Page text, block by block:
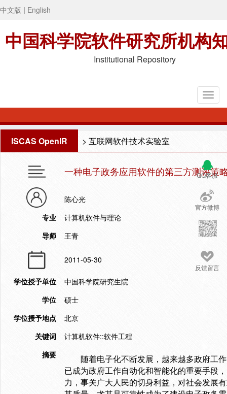
中文版 | English
中国科学院软件研究所机构
Institutional Repository
ISCAS OpenIR > 互联网软件技术实验室
QQ客服
官方微博
反馈留言
一种电子政务应用软件的第三方测评策
陈心光
专业
计算机软件与理论
导师
王青
2011-05-30
学位授予单位
中国科学院研究生院
学位
硕士
学位授予地点
北京
关键词
计算机软件::软件工程
摘要
随着电子化不断发展，越来越多政府工
已成为政府工作自动化和智能化的重要手段
力，事关广大人民的切身利益，对社会发展